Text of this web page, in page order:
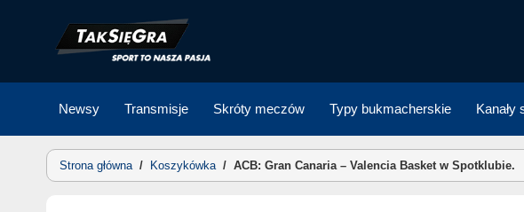
Newsy Transmisje Skróty meczów Typy bukmacherskie Kanały
Strona główna/ Koszykówka/ ACB: Gran Canaria – Valencia Basket w Spotklubie.